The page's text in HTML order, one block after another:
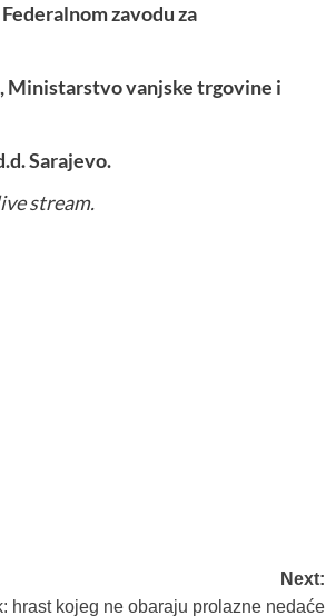
Federalnom zavodu za
Ministarstvo vanjske trgovine i
Sarajevo.
stream.
Next:
hrast kojeg ne obaraju prolazne nedaće